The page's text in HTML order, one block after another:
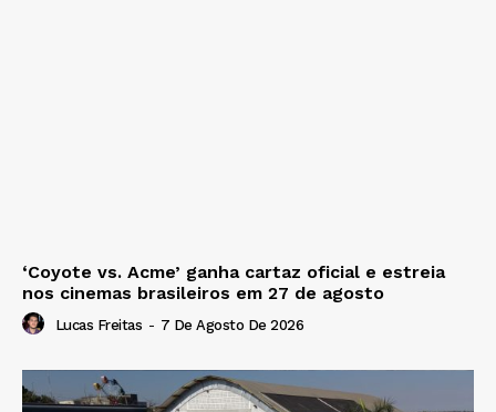
‘Coyote vs. Acme’ ganha cartaz oficial e estreia
nos cinemas brasileiros em 27 de agosto
Lucas Freitas - 7 De Agosto De 2026